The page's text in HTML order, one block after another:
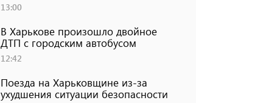
13:00
В Харькове произошло двойное
ДТП с городским автобусом
12:42
Поезда на Харьковщине из-за
ухудшения ситуации безопасности